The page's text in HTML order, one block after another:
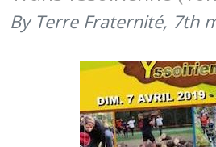
By Terre Fraternité, 7th